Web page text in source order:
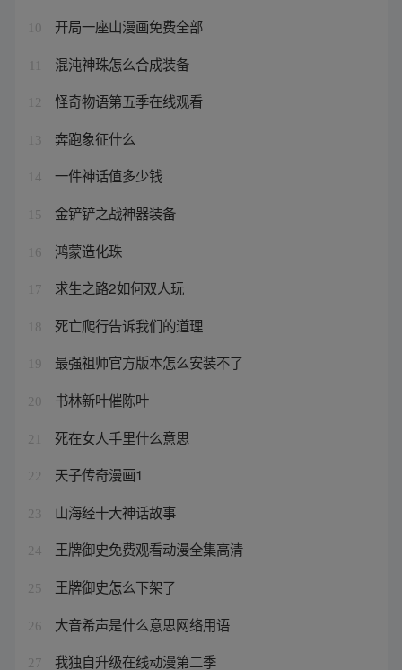
10 开局一座山漫画免费全部
混沌神珠怎么合成装备
12 怪奇物语第五季在线观看
13 奔跑象征什么
14 一件神话值多少钱
15 金铲铲之战神器装备
16 鸿蒙造化珠
17 求生之路2如何双人玩
18 死亡爬行告诉我们的道理
19 最强祖师官方版本怎么安装不了
20 书林新叶催陈叶
21 死在女人手里什么意思
22 天子传奇漫画1
23 山海经十大神话故事
24 王牌御史免费观看动漫全集高清
25 王牌御史怎么下架了
26 大音希声是什么意思网络用语
27 我独自升级在线动漫第二季